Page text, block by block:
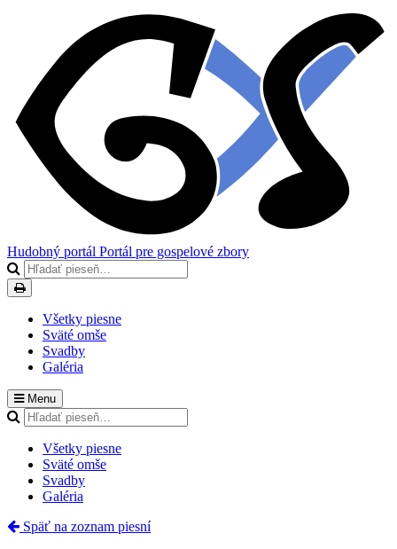
Hudobný portál Portál pre gospelové zbory
Všetky piesne
Sväté omše
Svadby
Galéria
Menu
Všetky piesne
Sväté omše
Svadby
Galéria
Späť na zoznam piesní